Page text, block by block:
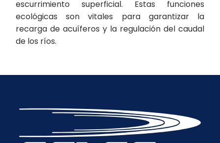
escurrimiento superficial. Estas funciones
ecológicas son vitales para garantizar la
recarga de acuíferos y la regulación del caudal
de los ríos.